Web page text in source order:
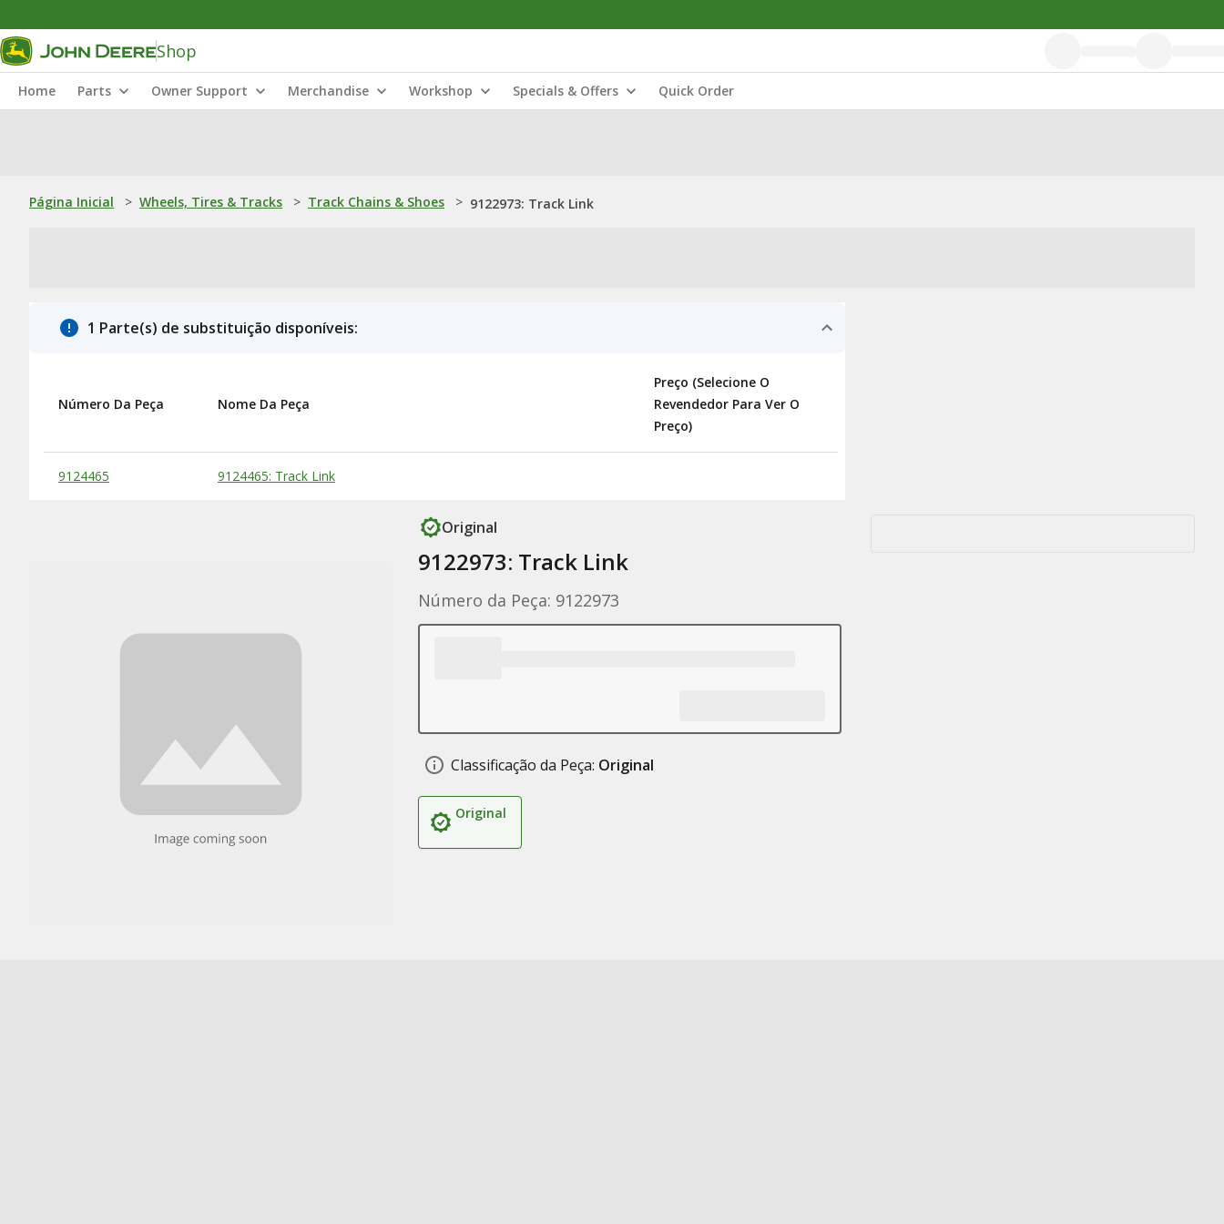
Shop
Home Parts Owner Support Merchandise Workshop Specials & Offers Quick Order
Página Inicial > Wheels, Tires & Tracks > Track Chains & Shoes > 9122973: Track Link
1 Parte(s) de substituição disponíveis:
Substitute Products Table
Número Da Peça Nome Da Peça
Preço (selecione O
Revendedor Para Ver O
Preço)
9124465 9124465: Track Link
Original
9122973: Track Link
Número da Peça: 9122973
Classificação da Peça: Original
Original